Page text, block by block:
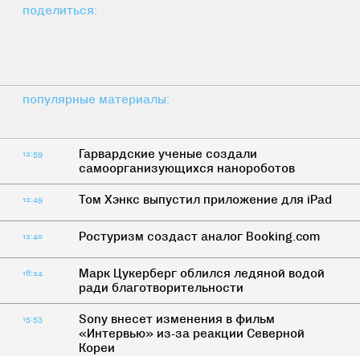
поделиться:
популярные материалы:
12:59
Гарвардские ученые создали
самоорганизующихся нанороботов
12:49 Том Хэнкс выпустил приложение для iPad
12:40 Ростуризм создаст аналог Booking.com
16:24
Марк Цукерберг облился ледяной водой
ради благотворительности
15:53
Sony внесет изменения в фильм
«Интервью» из-за реакции Северной
Кореи